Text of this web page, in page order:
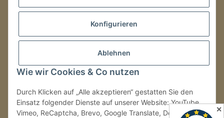
Konfigurieren
Ablehnen
Wie wir Cookies & Co nutzen
Durch Klicken auf „Alle akzeptieren“ gestatten Sie den
Einsatz folgender Dienste auf unserer Website: YouTube,
Vimeo, ReCaptcha, Brevo, Google Translate, Doofinder.
LAGER / RETOUREN
Packmonster Fulfillment
SJS Carstyling Lager
Retouren ausschließlich an diese Adresse.
Tel.:+49 (0) 30 36417228
✕